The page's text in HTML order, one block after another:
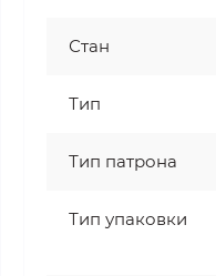
Стан
Тип
Тип патрона
Тип упаковки